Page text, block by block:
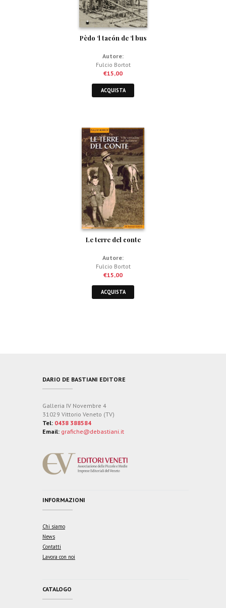
Pèdo ‘l tacón de ‘l bus
Autore:
Fulcio Bortot
€15,00
ACQUISTA
Le terre del conte
Autore:
Fulcio Bortot
€15,00
ACQUISTA
DARIO DE BASTIANI EDITORE
Galleria IV Novembre 4
31029 Vittorio Veneto (TV)
Tel: 0438 388584
Email: grafiche@debastiani.it
INFORMAZIONI
Chi siamo
News
Contatti
Lavora con noi
CATALOGO